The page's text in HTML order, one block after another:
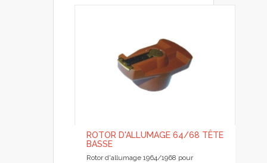
ROTOR D'ALLUMAGE 64/68 TÊTE
BASSE
Rotor d'allumage 1964/1968 pour